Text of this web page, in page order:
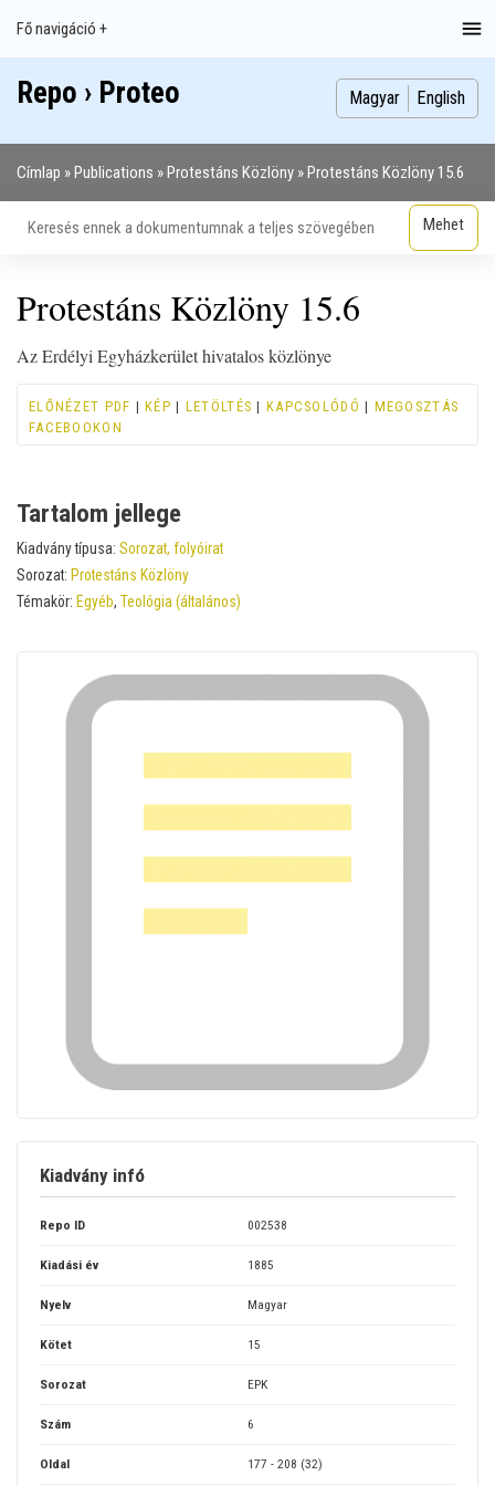
Main
navigation
Fő navigáció +
Index
Publikációk
Szakdolgozatok
Képek
Szerzők
Repo › Proteo Magyar English
Címlap Publications Protestáns Közlöny Protestáns Közlöny 15.6
Protestáns Közlöny 15.6
Az Erdélyi Egyházkerület hivatalos közlönye
ELŐNÉZET PDF |KÉP | LETÖLTÉS | KAPCSOLÓDÓ | MEGOSZTÁS
FACEBOOKON
Tartalom jellege
Kiadvány típusa: Sorozat, folyóirat
Sorozat: Protestáns Közlöny
Témakör: Egyéb, Teológia (általános)
Kiadvány infó
Repo ID 002538
Kiadási év 1885
Nyelv Magyar
Kötet 15
Sorozat EPK
Szám 6
Oldal 177 - 208 (32)